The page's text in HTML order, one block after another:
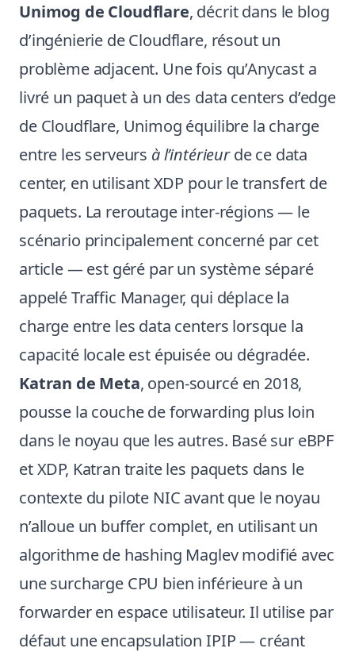
Unimog de Cloudflare, décrit dans le blog
d’ingénierie de Cloudflare, résout un
problème adjacent. Une fois qu’Anycast a
livré un paquet à un des data centers d’edge
de Cloudflare, Unimog équilibre la charge
entre les serveurs à l’intérieurde ce data
center, en utilisant XDP pour le transfert de
paquets. La reroutage inter-régions — le
scénario principalement concerné par cet
article — est géré par un système séparé
appelé Traffic Manager, qui déplace la
charge entre les data centers lorsque la
capacité locale est épuisée ou dégradée.
Katran de Meta, open-sourcé en 2018,
pousse la couche de forwarding plus loin
dans le noyau que les autres. Basé sur eBPF
et XDP, Katran traite les paquets dans le
contexte du pilote NIC avant que le noyau
n’alloue un buffer complet, en utilisant un
algorithme de hashing Maglev modifié avec
une surcharge CPU bien inférieure à un
forwarder en espace utilisateur. Il utilise par
défaut une encapsulation IPIP — créant